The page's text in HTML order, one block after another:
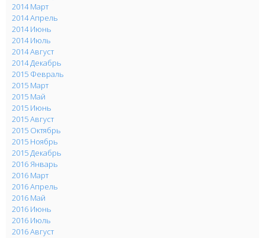
2014 Март
2014 Апрель
2014 Июнь
2014 Июль
2014 Август
2014 Декабрь
2015 Февраль
2015 Март
2015 Май
2015 Июнь
2015 Август
2015 Октябрь
2015 Ноябрь
2015 Декабрь
2016 Январь
2016 Март
2016 Апрель
2016 Май
2016 Июнь
2016 Июль
2016 Август